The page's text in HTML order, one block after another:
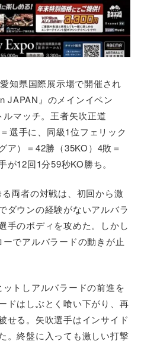
知県国際展示場で開催され
JAPAN』のメインイベン
ルマッチ。王者矢吹正道
選手に、同級1位フェリック
ア）＝42勝（35KO）4敗＝
12回1分59秒KO勝ち。
両者の対戦は、初回から激
ダウンの経験がないアルバラ
手のボディを攻めた。しかし
でアルバラードの動きが止
トしアルバラードの前進を
ドはしぶとく喰い下がり、再
せる。矢吹選手はインサイド
。終盤に入っても激しい打撃